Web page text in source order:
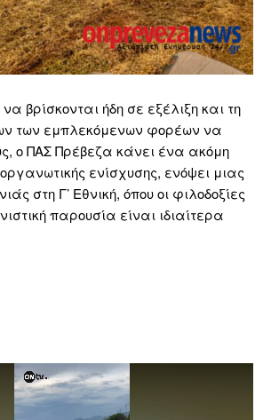
βρίσκονται ήδη σε εξέλιξη και τη
των εμπλεκόμενων φορέων να
ο ΠΑΣ Πρέβεζα κάνει ένα ακόμη
ενίσχυσης, ενόψει μιας
στη Γ’ Εθνική, όπου οι φιλοδοξίες
παρουσία είναι ιδιαίτερα